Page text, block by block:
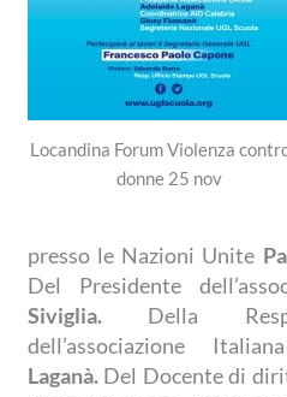
Locandina Forum Violenza
donne 25 nov
presso le Nazioni Unite
Del Presidente
Siviglia. Della
dell’associazione
Laganà. Del Docente di